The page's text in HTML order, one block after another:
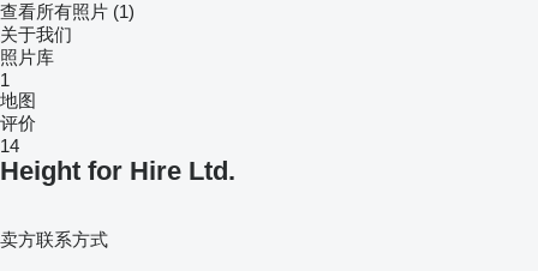
查看所有照片 (1)
关于我们
照片库
1
地图
评价
14
Height for Hire Ltd.
卖方联系方式